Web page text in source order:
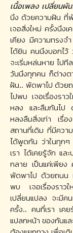
เนื้อเพลง เปลี่ยนผั
นึง ด้วยความฝัน ที่
เจอสิ่งใหม่ ครั้งนึง
เคียง มีความทรงจ
ได้ยิน คนนึงบอกไว้
จะเริ่มหล่นหาย ไปที
วันนึงทุกคน ก็ต่างต
ฝัน.. พัดพาไป ด้วย
ไปพบ เจอเรื่องรา
หลง และลืมกันไป
หลงลืมสิ่งเก่า เรื่
สถานที่เดิม ที่มีควา
ได้พูดกัน ว่าในทุกๆ
เรา ได้เคยรู้จัก แล
กลาย เป็นแค่เพียง
พัดพาไป ด้วยถนน
พบ เจอเรื่องรา
เปลี่ยนแปลง จะมีค
ครั้ง.. คนที่เรา เค
แปลกหน้า ของกันแ